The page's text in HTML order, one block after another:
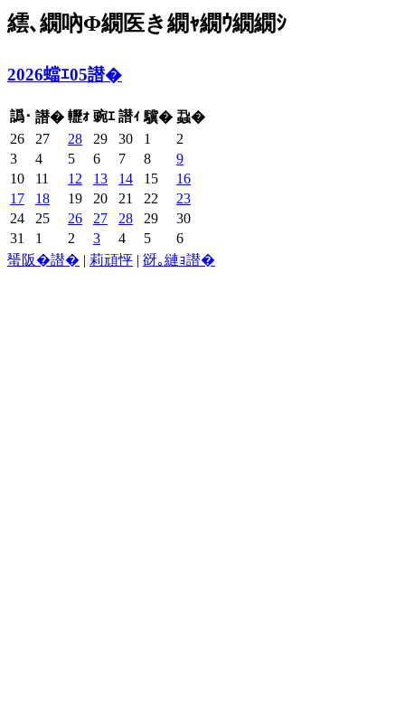
繧､繝吶Φ繝医き繝ｬ繝ｳ繝繝ｼ
2026蟷ｴ05譛�
譌･ 譛� 轣ｫ 豌ｴ 譛ｨ 驥� 蝨�
26
27 28 29 30 1
2
3
4 5 6 7 8
9
10
11 12 13 14 15
16
17
18 19 20 21 22
23
24
25 26 27 28 29
30
31
1 2 3 4 5
6
蜑阪�譛� | 莉頑怦 | 谺｡縺ｮ譛�